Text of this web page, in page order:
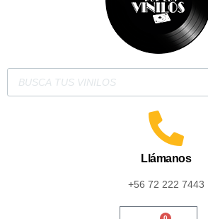
Llámanos
+56 72 222 7443